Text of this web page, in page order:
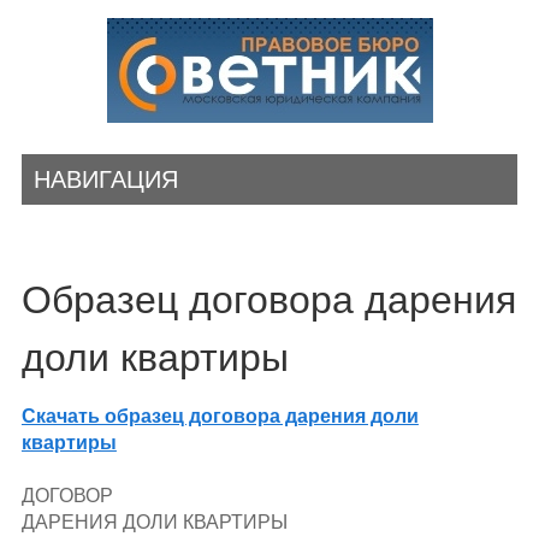
НАВИГАЦИЯ
Образец договора дарения
доли квартиры
Скачать образец договора дарения доли
квартиры
ДОГОВОР
ДАРЕНИЯ ДОЛИ КВАРТИРЫ